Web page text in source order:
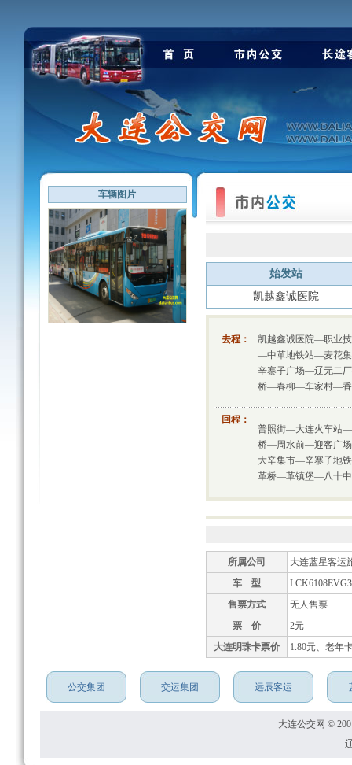
车辆图片
始发站
凯越鑫诚医院
去程：
凯越鑫诚医院—职业
—中革地铁站—麦花
辛寨子广场—辽无二
桥—春柳—车家村—香
回程：
普照街—大连火车站
桥—周水前—迎客广
大辛集市—辛寨子地
革桥—革镇堡—八十
所属公司
大连蓝星客运
车 型
售票方式
无人售票
票 价
2元
大连明珠卡票价
1.80元、老年
公交集团 交运集团 远辰客运
大连公交网 ©